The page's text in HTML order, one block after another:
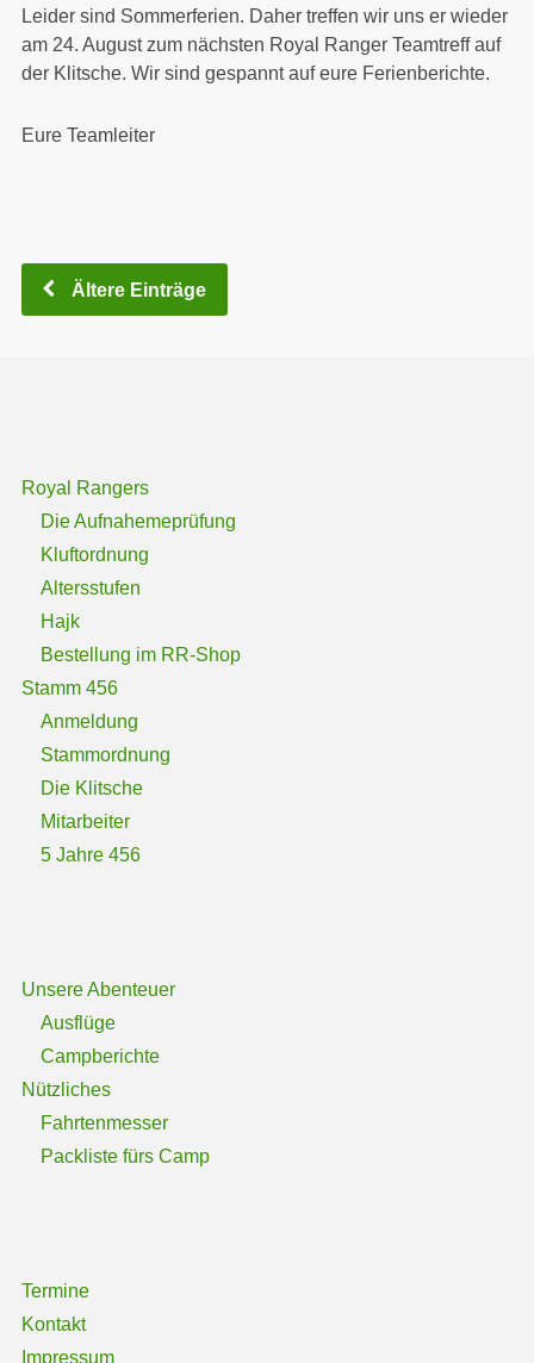
Leider sind Sommerferien. Daher treffen wir uns er wieder
am 24. August zum nächsten Royal Ranger Teamtreff auf
der Klitsche. Wir sind gespannt auf eure Ferienberichte.
Eure Teamleiter
Ältere Einträge
Royal Rangers
Die Aufnahemeprüfung
Kluftordnung
Altersstufen
Hajk
Bestellung im RR-Shop
Stamm 456
Anmeldung
Stammordnung
Die Klitsche
Mitarbeiter
5 Jahre 456
Unsere Abenteuer
Ausflüge
Campberichte
Nützliches
Fahrtenmesser
Packliste fürs Camp
Termine
Kontakt
Impressum